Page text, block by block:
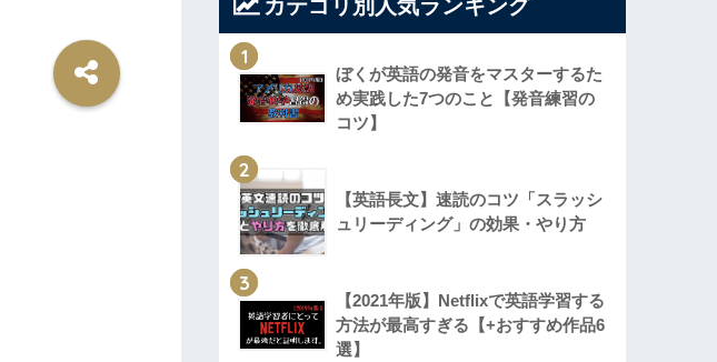
1
ぼくが英語の発音をマスターするた
め実践した7つのこと【発音練習の
コツ】
2
【英語長文】速読のコツ「スラッシ
ュリーディング」の効果・やり方
3
【2021年版】Netflixで英語学習する
方法が最高すぎる【+おすすめ作品6
選】